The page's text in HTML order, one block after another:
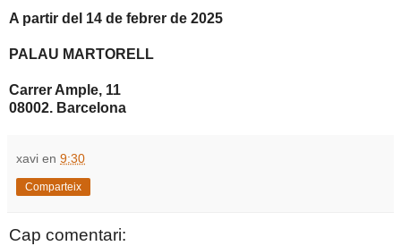
A partir del 14 de febrer de 2025
PALAU MARTORELL
Carrer Ample, 11
08002. Barcelona
xavi en 9:30
Comparteix
Cap comentari: